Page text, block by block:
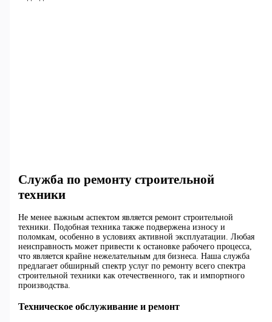
Служба по ремонту строительной
техники
Не менее важным аспектом является ремонт строительной
техники. Подобная техника также подвержена износу и
поломкам, особенно в условиях активной эксплуатации. Любая
неисправность может привести к остановке рабочего процесса,
что является крайне нежелательным для бизнеса. Наша служба
предлагает обширный спектр услуг по ремонту всего спектра
строительной техники как отечественного, так и импортного
производства.
Техническое обслуживание и ремонт